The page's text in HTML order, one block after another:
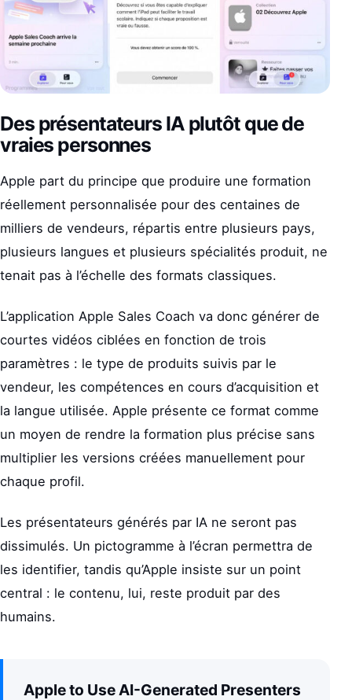
Des présentateurs IA plutôt que de
vraies personnes
Apple part du principe que produire une formation
réellement personnalisée pour des centaines de
milliers de vendeurs, répartis entre plusieurs pays,
plusieurs langues et plusieurs spécialités produit, ne
tenait pas à l’échelle des formats classiques.
L’application Apple Sales Coach va donc générer de
courtes vidéos ciblées en fonction de trois
paramètres : le type de produits suivis par le
vendeur, les compétences en cours d’acquisition et
la langue utilisée. Apple présente ce format comme
un moyen de rendre la formation plus précise sans
multiplier les versions créées manuellement pour
chaque profil.
Les présentateurs générés par IA ne seront pas
dissimulés. Un pictogramme à l’écran permettra de
les identifier, tandis qu’Apple insiste sur un point
central : le contenu, lui, reste produit par des
humains.
Apple to Use AI-Generated Presenters